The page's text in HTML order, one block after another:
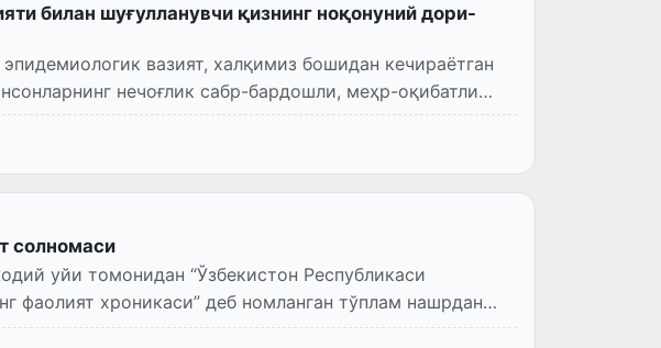
билан шуғулланувчи қизнинг ноқонуний дори-
вазият, халқимиз бошидан кечираётган
нечоғлик сабр-бардошли, меҳр-оқибатли
солномаси
уйи томонидан “Ўзбекистон Республикаси
фаолият хроникаси” деб номланган тўплам нашрдан